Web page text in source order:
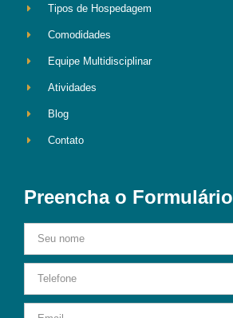
Tipos de Hospedagem
Comodidades
Equipe Multidisciplinar
Atividades
Blog
Contato
Preencha o Formulário